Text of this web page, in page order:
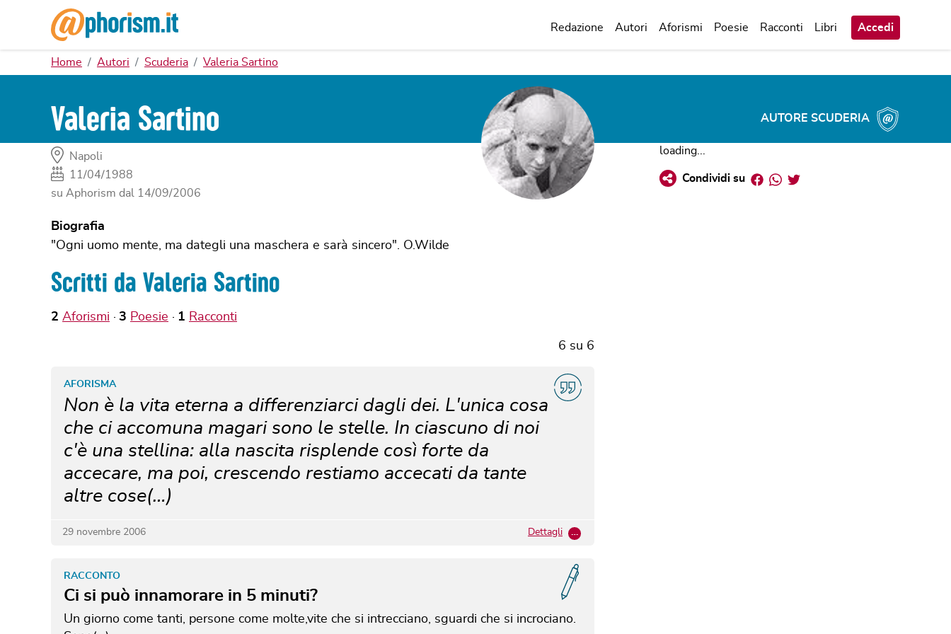
Redazione Autori Aforismi Poesie Racconti Libri Accedi
Home Autori Scuderia Valeria Sartino
Valeria Sartino AUTORE SCUDERIA
Napoli
11/04/1988
su Aphorism dal 14/09/2006
Biografia
"Ogni uomo mente, ma dategli una maschera e sarà sincero". O.Wilde
Scritti da Valeria Sartino
2 Aforismi 3 Poesie 1 Racconti
6 su 6
Non è la vita eterna a differenziarci dagli dei. L'unica cosa
che ci accomuna magari sono le stelle. In ciascuno di noi
c'è una stellina: alla nascita risplende così forte da
accecare, ma poi, crescendo restiamo accecati da tante
altre cose(…)
AFORISMA
29 novembre 2006 Dettagli …
Ci si può innamorare in 5 minuti?
RACCONTO
Un giorno come tanti, persone come molte,vite che si intrecciano, sguardi che si incrociano.
loading...
Condividi su Facebook
Whatsapp
Twitter